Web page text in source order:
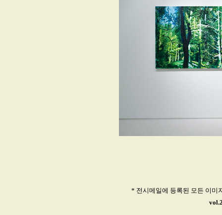
* 전시메일에 등록된 모든 이미